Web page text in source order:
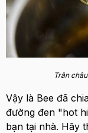
Trân
Vậy là Bee đã
đường đen "hot
bạn tại nhà. Hãy